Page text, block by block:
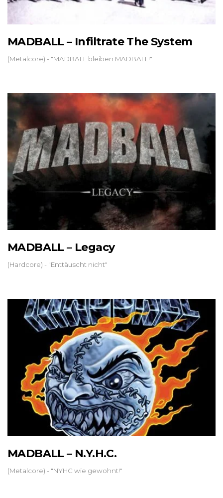
MADBALL – Infiltrate The System
(Metalcore) - "MADBALL bleiben MADBALL!"
MADBALL – Legacy
(Hardcore) - "Enttäuscht nicht"
MADBALL – N.Y.H.C.
(Metalcore) - "NYHC wie gewohnt!"